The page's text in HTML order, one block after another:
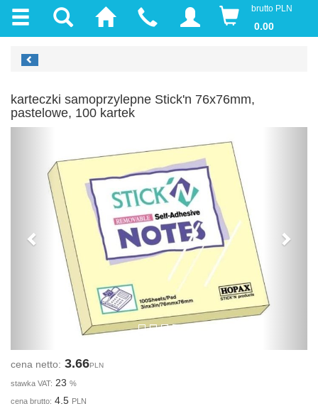
brutto PLN
0.00
karteczki samoprzylepne Stick'n 76x76mm,
pastelowe, 100 kartek
cena netto: 3.66PLN
stawka VAT: 23 %
cena brutto: 4.5 PLN